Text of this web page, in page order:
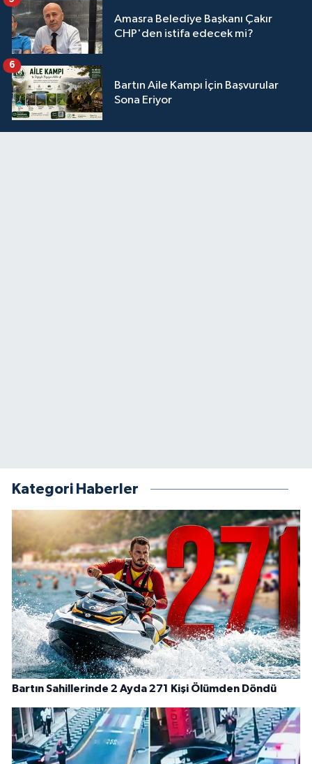
Amasra Belediye Başkanı Çakır
CHP'den istifa edecek mi?
Bartın Aile Kampı İçin Başvurular
Sona Eriyor
6
Kategori Haberler
Bartın Sahillerinde 2 Ayda 271 Kişi Ölümden Döndü